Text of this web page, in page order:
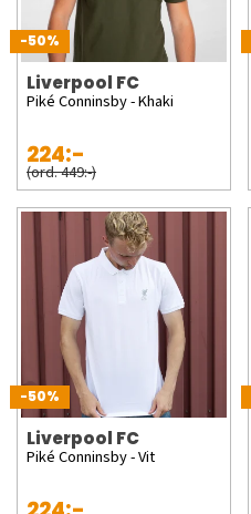
-50%
Liverpool FC
Piké Conninsby - Khaki
224:-
(ord. 449:-)
-50%
Liverpool FC
Piké Conninsby - Vit